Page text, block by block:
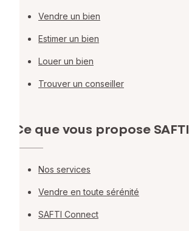
Vendre un bien
Estimer un bien
Louer un bien
Trouver un conseiller
Ce que vous propose SAFTI
Nos services
Vendre en toute sérénité
SAFTI Connect